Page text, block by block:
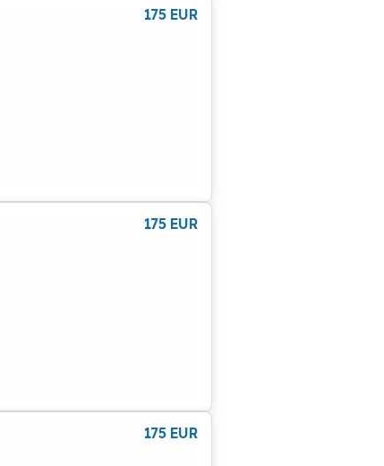
175 EUR
175 EUR
175 EUR